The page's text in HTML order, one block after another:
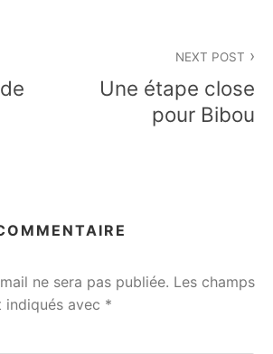
NEXT POST
Une étape close
pour Bibou
ne sera pas publiée. Les champs
avec *